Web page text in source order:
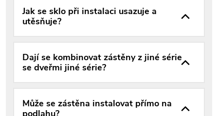
Jak se sklo při instalaci usazuje a
utěsňuje?
Dají se kombinovat zástěny z jiné série
se dveřmi jiné série?
Může se zástěna instalovat přímo na
podlahu?